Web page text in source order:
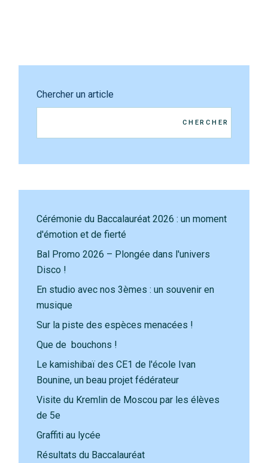
Chercher un article
CHERCHER
Cérémonie du Baccalauréat 2026 : un moment
d'émotion et de fierté
Bal Promo 2026 – Plongée dans l'univers
Disco !
En studio avec nos 3èmes : un souvenir en
musique
Sur la piste des espèces menacées !
Que de bouchons !
Le kamishibaï des CE1 de l'école Ivan
Bounine, un beau projet fédérateur
Visite du Kremlin de Moscou par les élèves
de 5e
Graffiti au lycée
Résultats du Baccalauréat